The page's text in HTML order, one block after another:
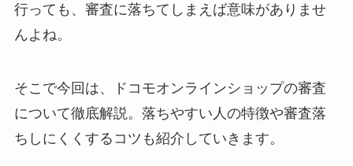
行っても、審査に落ちてしまえば意味がありませ
んよね。
そこで今回は、ドコモオンラインショップの審査
について徹底解説。落ちやすい人の特徴や審査落
ちしにくくするコツも紹介していきます。